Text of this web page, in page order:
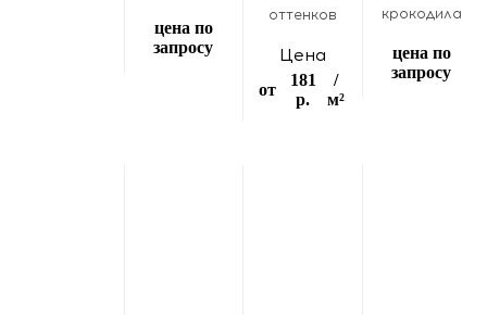
цена по
запросу
оттенков
Цена
от
181
р.
/
м²
крокодила
цена по
запросу